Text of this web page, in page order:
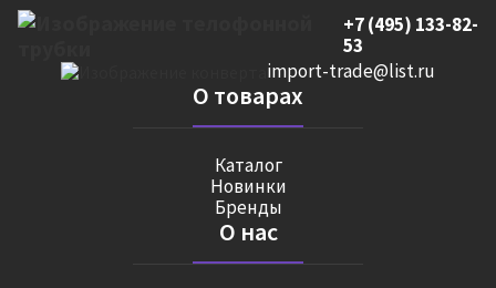
+7 (495) 133-82-
53
import-trade@list.ru
О товарах
Каталог
Новинки
Бренды
О нас